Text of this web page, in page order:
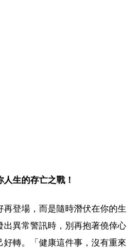
生的存亡之戰！
再登場，而是隨時潛伏在你的生
出異常警訊時，別再抱著僥倖心
好轉。「健康這件事，沒有重來